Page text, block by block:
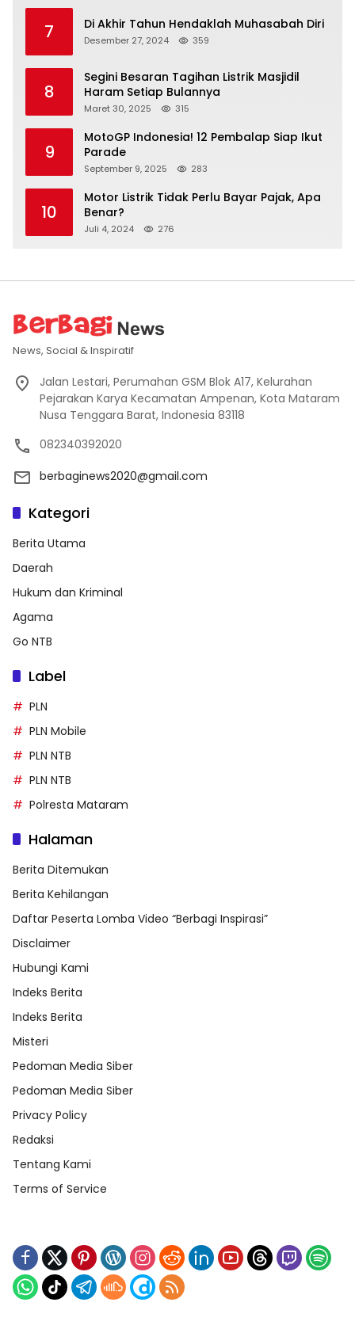
7 Di Akhir Tahun Hendaklah Muhasabah Diri
Desember 27, 2024 359
8
Segini Besaran Tagihan Listrik Masjidil
Haram Setiap Bulannya
Maret 30, 2025 315
9
MotoGP Indonesia! 12 Pembalap Siap Ikut
Parade
September 9, 2025 283
10
Motor Listrik Tidak Perlu Bayar Pajak, Apa
Benar?
Juli 4, 2024 276
News, Social & Inspiratif
Jalan Lestari, Perumahan GSM Blok A17, Kelurahan
Pejarakan Karya Kecamatan Ampenan, Kota Mataram
Nusa Tenggara Barat, Indonesia 83118
082340392020
berbaginews2020@gmail.com
Kategori
Berita Utama
Daerah
Hukum dan Kriminal
Agama
Go NTB
Label
PLN
PLN Mobile
PLN NTB
PLN NTB
Polresta Mataram
Halaman
Berita Ditemukan
Berita Kehilangan
Daftar Peserta Lomba Video “Berbagi Inspirasi”
Disclaimer
Hubungi Kami
Indeks Berita
Indeks Berita
Misteri
Pedoman Media Siber
Pedoman Media Siber
Privacy Policy
Redaksi
Tentang Kami
Terms of Service